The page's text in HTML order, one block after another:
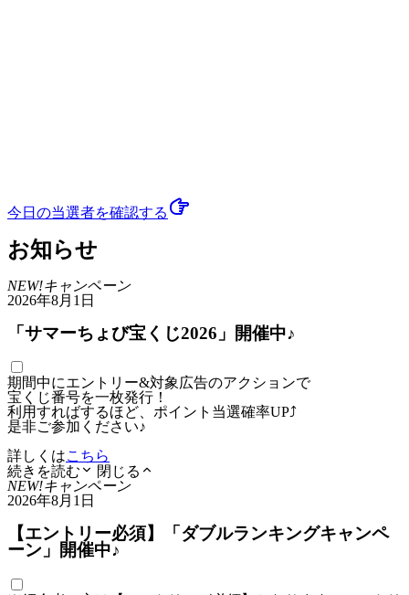
今日の当選者を確認する
お知らせ
NEW!キャンペーン
2026年8月1日
「サマーちょび宝くじ2026」開催中♪
期間中にエントリー&対象広告のアクションで
宝くじ番号を一枚発行！
利用すればするほど、ポイント当選確率UP⤴
是非ご参加ください♪
詳しくはこちら
続きを読む
閉じる
NEW!キャンペーン
2026年8月1日
【エントリー必須】「ダブルランキングキャンペ
ーン」開催中♪